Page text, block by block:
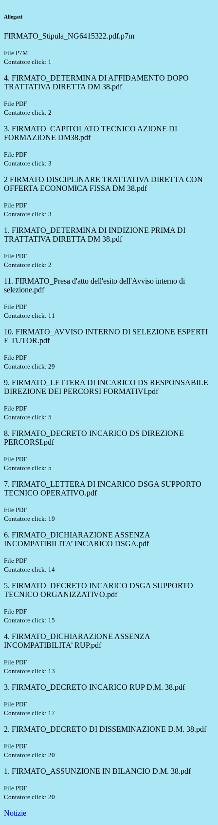
Allegati
FIRMATO_Stipula_NG6415322.pdf.p7m
File P7M
Contatore click: 1
4. FIRMATO_DETERMINA DI AFFIDAMENTO DOPO
TRATTATIVA DIRETTA DM 38.pdf
File PDF
Contatore click: 2
3. FIRMATO_CAPITOLATO TECNICO AZIONE DI
FORMAZIONE DM38.pdf
File PDF
Contatore click: 3
2 FIRMATO DISCIPLINARE TRATTATIVA DIRETTA CON
OFFERTA ECONOMICA FISSA DM 38.pdf
File PDF
Contatore click: 3
1. FIRMATO_DETERMINA DI INDIZIONE PRIMA DI
TRATTATIVA DIRETTA DM 38.pdf
File PDF
Contatore click: 2
11. FIRMATO_Presa d'atto dell'esito dell'Avviso interno di
selezione.pdf
File PDF
Contatore click: 11
10. FIRMATO_AVVISO INTERNO DI SELEZIONE ESPERTI
E TUTOR.pdf
File PDF
Contatore click: 29
9. FIRMATO_LETTERA DI INCARICO DS RESPONSABILE
DIREZIONE DEI PERCORSI FORMATIVI.pdf
File PDF
Contatore click: 5
8. FIRMATO_DECRETO INCARICO DS DIREZIONE
PERCORSI.pdf
File PDF
Contatore click: 5
7. FIRMATO_LETTERA DI INCARICO DSGA SUPPORTO
TECNICO OPERATIVO.pdf
File PDF
Contatore click: 19
6. FIRMATO_DICHIARAZIONE ASSENZA
INCOMPATIBILITA’ INCARICO DSGA.pdf
File PDF
Contatore click: 14
5. FIRMATO_DECRETO INCARICO DSGA SUPPORTO
TECNICO ORGANIZZATIVO.pdf
File PDF
Contatore click: 15
4. FIRMATO_DICHIARAZIONE ASSENZA
INCOMPATIBILITA’ RUP.pdf
File PDF
Contatore click: 13
3. FIRMATO_DECRETO INCARICO RUP D.M. 38.pdf
File PDF
Contatore click: 17
2. FIRMATO_DECRETO DI DISSEMINAZIONE D.M. 38.pdf
File PDF
Contatore click: 20
1. FIRMATO_ASSUNZIONE IN BILANCIO D.M. 38.pdf
File PDF
Contatore click: 20
Notizie